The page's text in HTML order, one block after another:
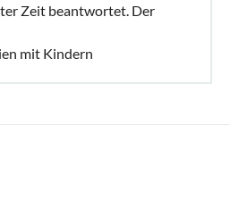
Zeit beantwortet. Der
mit Kindern